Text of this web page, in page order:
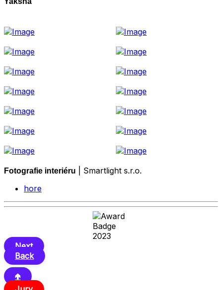
Fotografie interiéru
| Smartlight s.r.o.
hore
Next
Back
🢁